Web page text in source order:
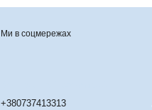
Ми в соцмережах
+380737413313